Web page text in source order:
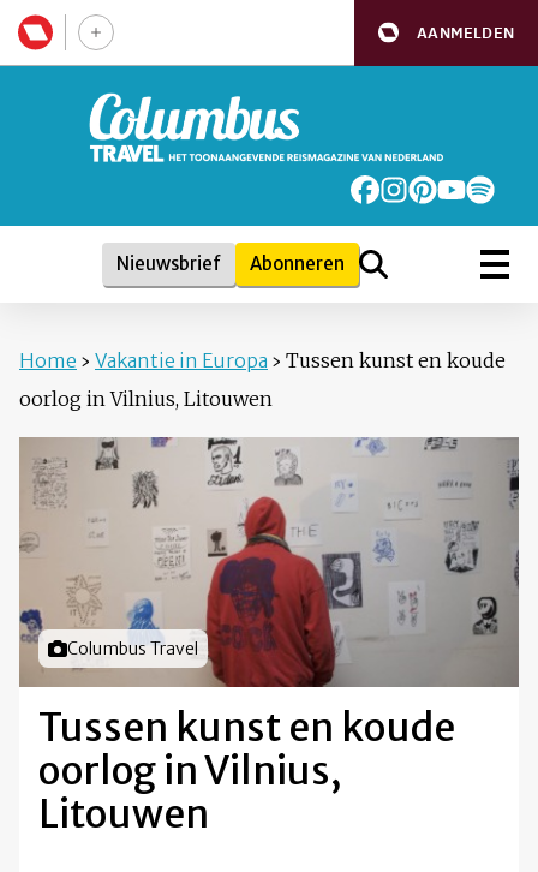
AANMELDEN
Nieuwsbrief Abonneren
Home › Vakantie in Europa › Tussen kunst en koude
oorlog in Vilnius, Litouwen
Foto door
Columbus Travel
Tussen kunst en koude
oorlog in Vilnius,
Litouwen